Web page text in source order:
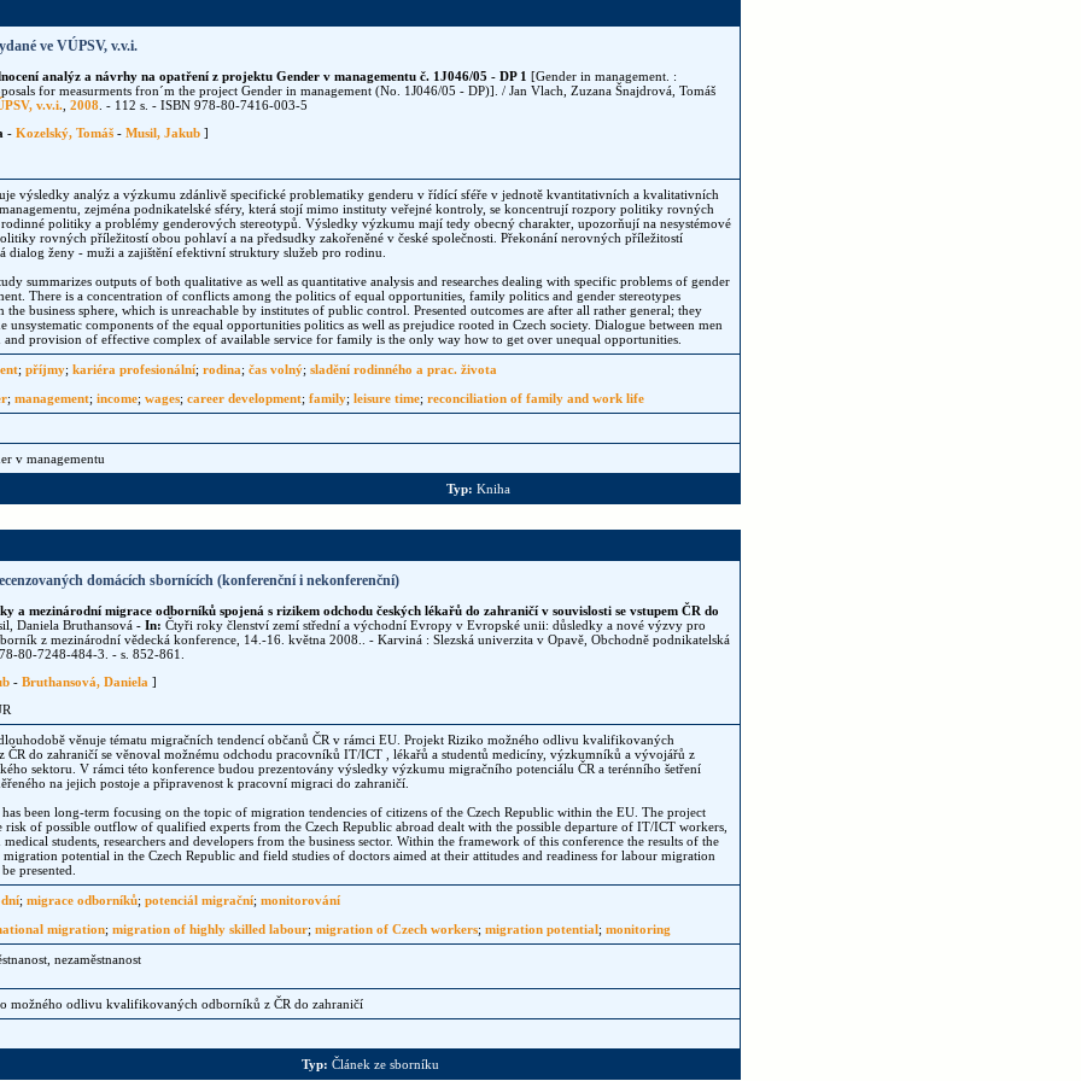
ve VÚPSV, v.v.i.
analýz a návrhy na opatření z projektu Gender v managementu č. 1J046/05 - DP 1 [Gender in management. :
for measurments fron´m the project Gender in management (No. 1J046/05 - DP)]. / Jan Vlach, Zuzana Šnajdrová, Tomáš
v.v.i. 2008 . - 112 s. - ISBN 978-80-7416-003-5
- Kozelský, Tomáš - Musil, Jakub ]
výsledky analýz a výzkumu zdánlivě specifické problematiky genderu v řídící sféře v jednotě kvantitativních a kvalitativních
zejména podnikatelské sféry, která stojí mimo instituty veřejné kontroly, se koncentrují rozpory politiky rovných
politiky a problémy genderových stereotypů. Výsledky výzkumu mají tedy obecný charakter, upozorňují na nesystémové
rovných příležitostí obou pohlaví a na předsudky zakořeněné v české společnosti. Překonání nerovných příležitostí
dialog ženy - muži a zajištění efektivní struktury služeb pro rodinu.
summarizes outputs of both qualitative as well as quantitative analysis and researches dealing with specific problems of gender
There is a concentration of conflicts among the politics of equal opportunities, family politics and gender stereotypes
the business sphere, which is unreachable by institutes of public control. Presented outcomes are after all rather general; they
unsystematic components of the equal opportunities politics as well as prejudice rooted in Czech society. Dialogue between men
and provision of effective complex of available service for family is the only way how to get over unequal opportunities.
; příjmy; kariéra profesionální; rodina; čas volný; sladění rodinného a prac. života
; management; income; wages; career development; family; leisure time; reconciliation of family and work life
v managementu
Typ: Kniha
domácích sbornících (konferenční i nekonferenční)
a mezinárodní migrace odborníků spojená s rizikem odchodu českých lékařů do zahraničí v souvislosti se vstupem ČR do
Daniela Bruthansová - In: Čtyři roky členství zemí střední a východní Evropy v Evropské unii: důsledky a nové výzvy pro
z mezinárodní vědecká konference, 14.-16. května 2008.. - Karviná : Slezská univerzita v Opavě, Obchodně podnikatelská
80-7248-484-3. - s. 852-861.
- Bruthansová, Daniela ]
věnuje tématu migračních tendencí občanů ČR v rámci EU. Projekt Riziko možného odlivu kvalifikovaných
ČR do zahraničí se věnoval možnému odchodu pracovníků IT/ICT , lékařů a studentů medicíny, výzkumníků a vývojářů z
sektoru. V rámci této konference budou prezentovány výsledky výzkumu migračního potenciálu ČR a terénního šetření
na jejich postoje a připravenost k pracovní migraci do zahraničí.
been long-term focusing on the topic of migration tendencies of citizens of the Czech Republic within the EU. The project
risk of possible outflow of qualified experts from the Czech Republic abroad dealt with the possible departure of IT/ICT workers,
medical students, researchers and developers from the business sector. Within the framework of this conference the results of the
migration potential in the Czech Republic and field studies of doctors aimed at their attitudes and readiness for labour migration
presented.
; migrace odborníků; potenciál migrační; monitorování
migration; migration of highly skilled labour; migration of Czech workers; migration potential; monitoring
nezaměstnanost
možného odlivu kvalifikovaných odborníků z ČR do zahraničí
Typ: Článek ze sborníku